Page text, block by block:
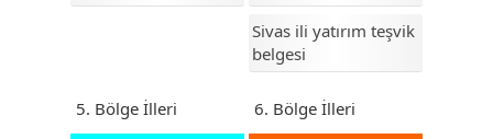
Ordu
Osmaniye
Rize
Sivas ili yatırım teşvik
belgesi
5. Bölge İlleri 6. Bölge İlleri